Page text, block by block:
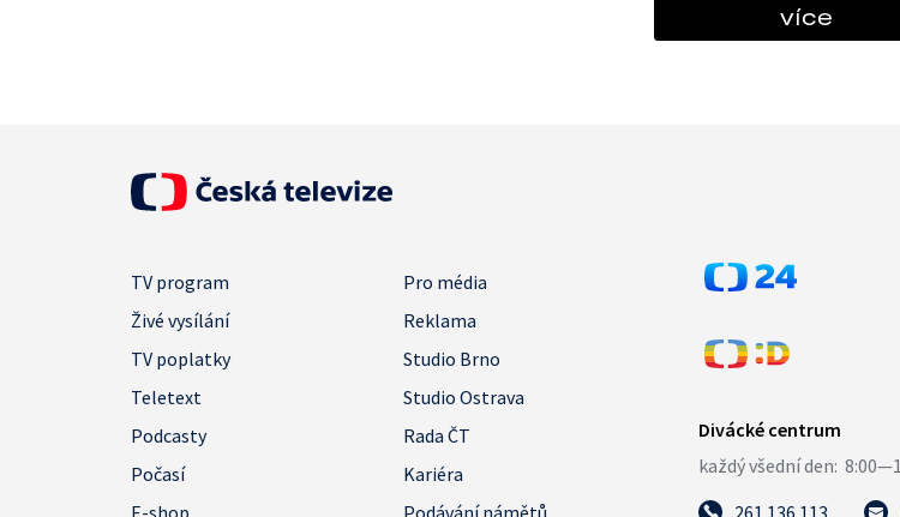
více
TV program
Pro média
Živé vysílání
Reklama
TV poplatky
Studio Brno
Teletext
Studio Ostrava
Podcasty
Rada ČT
Počasí
Kariéra